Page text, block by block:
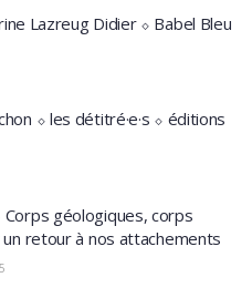
Lazreug Didier ⬦ Babel Bleu
⬦ les détitré·e·s ⬦ éditions
Corps géologiques, corps
un retour à nos attachements